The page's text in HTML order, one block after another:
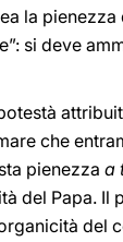
la
si deve
che
pienezza a
del Papa. Il
del